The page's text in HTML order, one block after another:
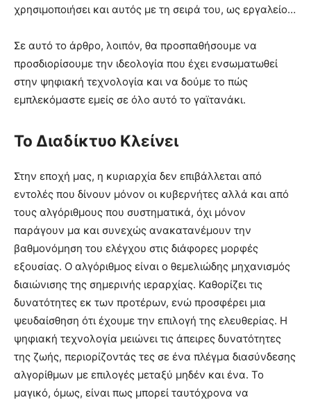
χρησιμοποιήσει και αυτός με τη σειρά του, ως εργαλείο…
Σε αυτό το άρθρο, λοιπόν, θα προσπαθήσουμε να
προσδιορίσουμε την ιδεολογία που έχει ενσωματωθεί
στην ψηφιακή τεχνολογία και να δούμε το πώς
εμπλεκόμαστε εμείς σε όλο αυτό το γαϊτανάκι.
Το Διαδίκτυο Κλείνει
Στην εποχή μας, η κυριαρχία δεν επιβάλλεται από
εντολές που δίνουν μόνον οι κυβερνήτες αλλά και από
τους αλγόριθμους που συστηματικά, όχι μόνον
παράγουν μα και συνεχώς ανακατανέμουν την
βαθμονόμηση του ελέγχου στις διάφορες μορφές
εξουσίας. Ο αλγόριθμος είναι ο θεμελιώδης μηχανισμός
διαιώνισης της σημερινής ιεραρχίας. Καθορίζει τις
δυνατότητες εκ των προτέρων, ενώ προσφέρει μια
ψευδαίσθηση ότι έχουμε την επιλογή της ελευθερίας. Η
ψηφιακή τεχνολογία μειώνει τις άπειρες δυνατότητες
της ζωής, περιορίζοντάς τες σε ένα πλέγμα διασύνδεσης
αλγορίθμων με επιλογές μεταξύ μηδέν και ένα. Το
μαγικό, όμως, είναι πως μπορεί ταυτόχρονα να